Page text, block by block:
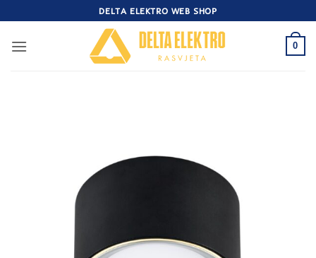
to
content
DELTA ELEKTRO WEB SHOP
0